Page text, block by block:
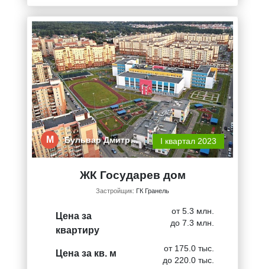
М Бульвар Дмитр… I квартал 2023
ЖК Государев дом
Застройщик: ГК Гранель
Цена за
квартиру
от 5.3 млн.
до 7.3 млн.
Цена за кв. м
от 175.0 тыс.
до 220.0 тыс.